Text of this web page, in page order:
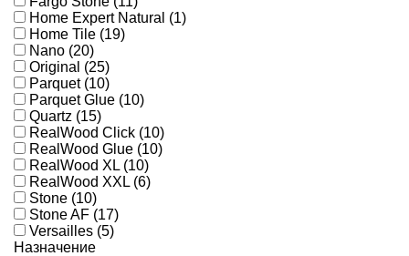
Home Expert Natural (1)
Home Tile (19)
Nano (20)
Original (25)
Parquet (10)
Parquet Glue (10)
Quartz (15)
RealWood Click (10)
RealWood Glue (10)
RealWood XL (10)
RealWood XXL (6)
Stone (10)
Stone AF (17)
Versailles (5)
Назначение